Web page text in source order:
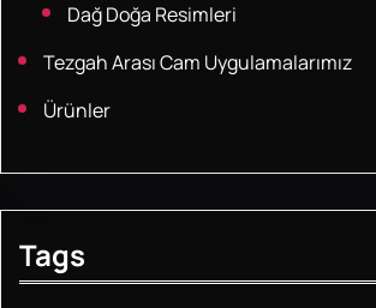
Dağ Doğa Resimleri
Tezgah Arası Cam Uygulamalarımız
Ürünler
Tags